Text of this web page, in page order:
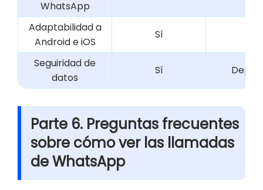
WhatsApp
Adaptabilidad a
Android e iOS
Sí
Seguiridad de
datos
Sí
Parte 6. Preguntas frecuentes
sobre cómo ver las llamadas
de WhatsApp